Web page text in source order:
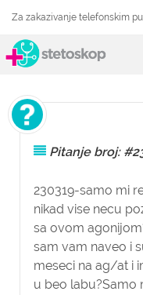
Za zakazivanje telefonskim
Pitanje broj:
230319-samo mi
nikad vise necu
sa ovom
sam vam naveo i
meseci na ag/at i
u beo labu?Samo